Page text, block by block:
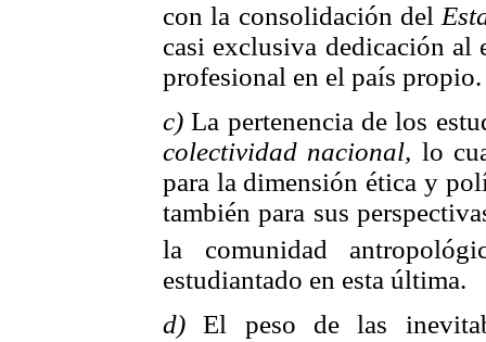
con la consolidación del
casi exclusiva dedicación al
profesional en el país propio.
c)La pertenencia de los
colectividad nacional, lo
para la dimensión ética y
también para sus
la comunidad
estudiantado en esta última.
d) El peso de las